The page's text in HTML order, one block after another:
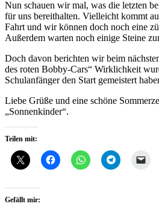
Nun schauen wir mal, was die letzten
für uns bereithalten. Vielleicht kommt
Fahrt und wir können doch noch eine
Außerdem warten noch einige Steine
Doch davon berichten wir beim
des roten Bobby-Cars“ Wirklichkeit
Schulanfänger den Start gemeistert
Liebe Grüße und eine schöne
„Sonnenkinder“.
Teilen mit:
Gefällt mir: